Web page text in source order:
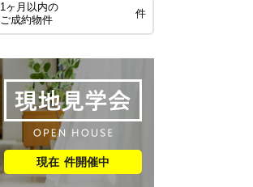
1ヶ月以内の
ご成約物件
件
件開催中